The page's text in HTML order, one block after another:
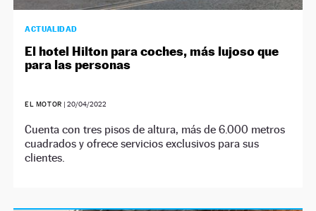
ACTUALIDAD
El hotel Hilton para coches, más lujoso que
para las personas
EL MOTOR | 20/04/2022
Cuenta con tres pisos de altura, más de 6.000 metros
cuadrados y ofrece servicios exclusivos para sus
clientes.